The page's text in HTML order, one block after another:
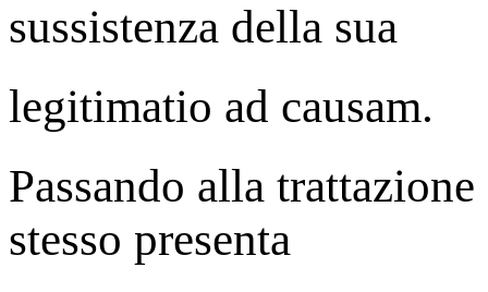
sussistenza della sua
legitimatio ad causam.
Passando alla
stesso presenta